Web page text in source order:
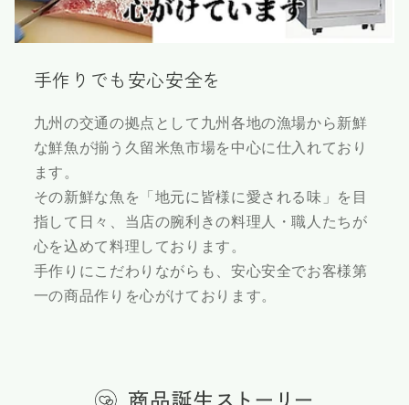
手作りでも安心安全を
九州の交通の拠点として九州各地の漁場から新鮮
な鮮魚が揃う久留米魚市場を中心に仕入れており
ます。
その新鮮な魚を「地元に皆様に愛される味」を目
指して日々、当店の腕利きの料理人・職人たちが
心を込めて料理しております。
手作りにこだわりながらも、安心安全でお客様第
一の商品作りを心がけております。